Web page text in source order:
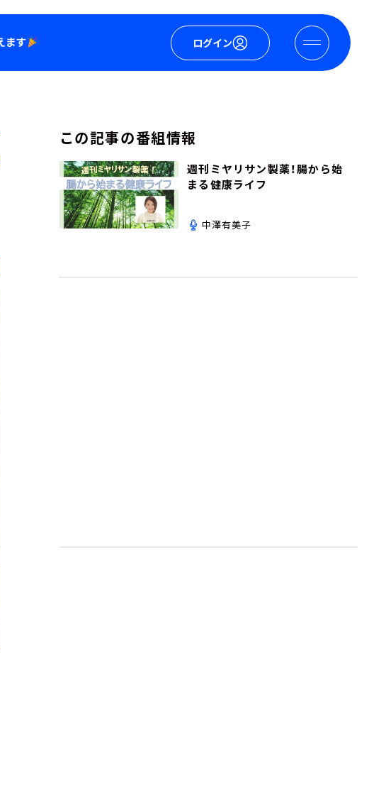
ログイン
この記事の番組情報
週刊ミヤリサン製薬！腸から始
まる健康ライフ
中澤有美子